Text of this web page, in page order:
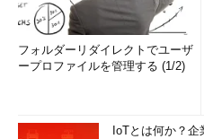
フォルダーリダイレクトでユーザ
ープロファイルを管理する (1/2)
IoTとは何か？